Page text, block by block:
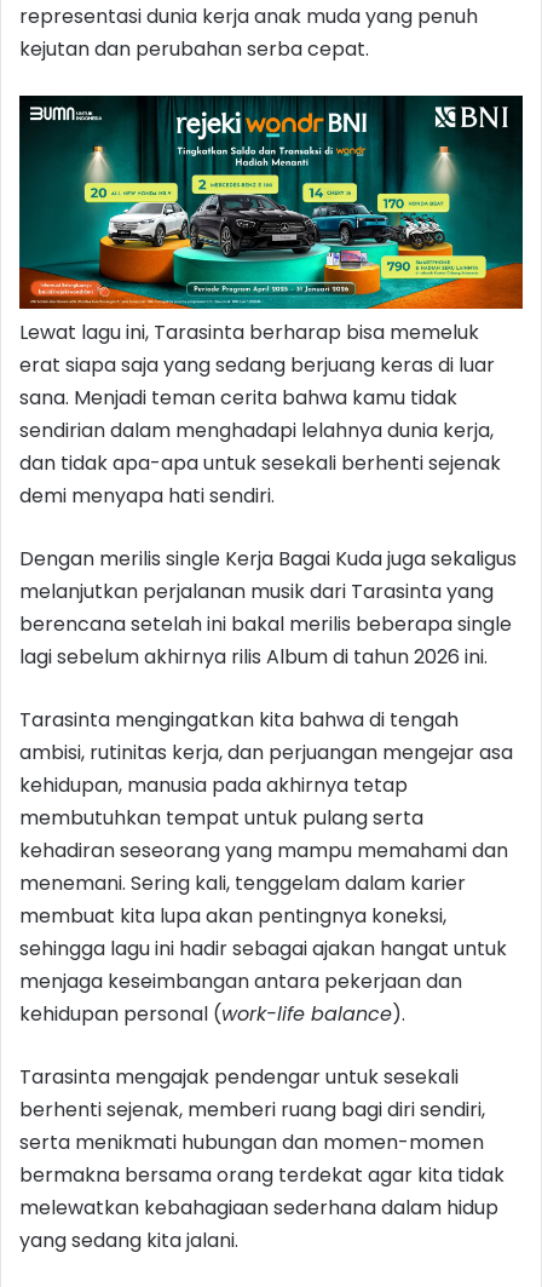
representasi dunia kerja anak muda yang penuh
kejutan dan perubahan serba cepat.
Lewat lagu ini, Tarasinta berharap bisa memeluk
erat siapa saja yang sedang berjuang keras di luar
sana. Menjadi teman cerita bahwa kamu tidak
sendirian dalam menghadapi lelahnya dunia kerja,
dan tidak apa-apa untuk sesekali berhenti sejenak
demi menyapa hati sendiri.
Dengan merilis single Kerja Bagai Kuda juga sekaligus
melanjutkan perjalanan musik dari Tarasinta yang
berencana setelah ini bakal merilis beberapa single
lagi sebelum akhirnya rilis Album di tahun 2026 ini.
Tarasinta mengingatkan kita bahwa di tengah
ambisi, rutinitas kerja, dan perjuangan mengejar asa
kehidupan, manusia pada akhirnya tetap
membutuhkan tempat untuk pulang serta
kehadiran seseorang yang mampu memahami dan
menemani. Sering kali, tenggelam dalam karier
membuat kita lupa akan pentingnya koneksi,
sehingga lagu ini hadir sebagai ajakan hangat untuk
menjaga keseimbangan antara pekerjaan dan
kehidupan personal (work-life balance).
Tarasinta mengajak pendengar untuk sesekali
berhenti sejenak, memberi ruang bagi diri sendiri,
serta menikmati hubungan dan momen-momen
bermakna bersama orang terdekat agar kita tidak
melewatkan kebahagiaan sederhana dalam hidup
yang sedang kita jalani.